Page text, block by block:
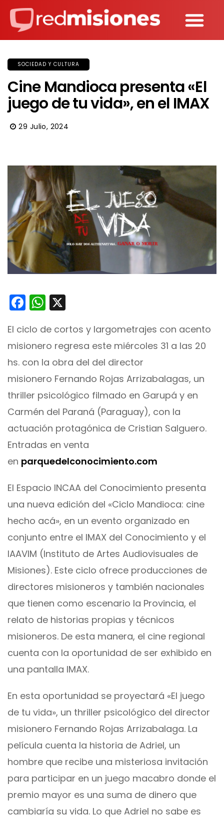
SOCIEDAD Y CULTURA
Cine Mandioca presenta «El
juego de tu vida», en el IMAX
29 Julio, 2024
Facebook
WhatsApp
El ciclo de cortos y largometrajes con acento
misionero regresa este miércoles 31 a las 20
hs. con la obra del del director
misionero Fernando Rojas Arrizabalagas, un
thriller psicológico filmado en Garupá y en
Carmén del Paraná (Paraguay), con la
actuación protagónica de Cristian Salguero.
Entradas en venta
en parquedelconocimiento.com
El Espacio INCAA del Conocimiento presenta
una nueva edición del «Ciclo Mandioca: cine
hecho acá», en un evento organizado en
conjunto entre el IMAX del Conocimiento y el
IAAVIM (Instituto de Artes Audiovisuales de
Misiones). Este ciclo ofrece producciones de
directores misioneros y también nacionales
que tienen como escenario la Provincia, el
relato de historias propias y técnicos
misioneros. De esta manera, el cine regional
cuenta con la oportunidad de ser exhibido en
una pantalla IMAX.
En esta oportunidad se proyectará «El juego
de tu vida», un thriller psicológico del director
misionero Fernando Rojas Arrizabalaga. La
película cuenta la historia de Adriel, un
hombre que recibe una misteriosa invitación
para participar en un juego macabro donde el
premio mayor es una suma de dinero que
cambiaría su vida. Lo que Adriel no sabe es